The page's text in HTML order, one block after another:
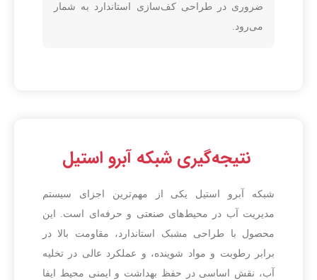
ضروری در طراحی کف‌سازی استاندارد به شمار
می‌رود.
نتیجه‌گیری شبکه آبرو استیل
شبکه آبرو استیل یکی از مهم‌ترین اجزای سیستم
مدیریت آب در محیط‌های صنعتی و حرفه‌ای است. این
محصول با طراحی مشبک استاندارد، مقاومت بالا در
برابر رطوبت و مواد شوینده، و عملکرد عالی در تخلیه
آب، نقش اساسی در حفظ بهداشت و ایمنی محیط ایفا